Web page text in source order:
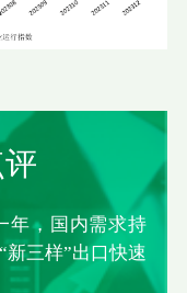
年，国内需求持
三样”出口快速